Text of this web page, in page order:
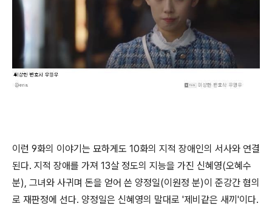
이런 9화의 이야기는 묘하게도 10화의 지적 장애인의 서사와 연결
된다. 지적 장애를 가져 13살 정도의 지능을 가진 신혜영(오혜수
분), 그녀와 사귀며 돈을 얻어 쓴 양정일(이원정 분)이 준강간 혐의
로 재판정에 선다. 양정일은 신혜영의 말대로 '제비같은 새끼'이다.